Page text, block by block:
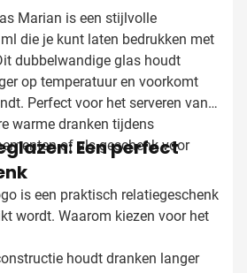
Marian is een stijlvolle
die je kunt laten bedrukken met
dubbelwandige glas houdt
op temperatuur en voorkomt
Perfect voor het serveren van
warme dranken tijdens
of als geschenk voor
Een perfect
is een praktisch relatiegeschenk
wordt. Waarom kiezen voor het
houdt dranken langer